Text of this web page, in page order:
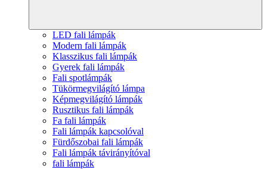
LED fali lámpák
Modern fali lámpák
Klasszikus fali lámpák
Gyerek fali lámpák
Fali spotlámpák
Tükörmegvilágító lámpa
Képmegvilágító lámpák
Rusztikus fali lámpák
Fa fali lámpák
Fali lámpák kapcsolóval
Fürdőszobai fali lámpák
Fali lámpák távirányítóval
fali lámpák